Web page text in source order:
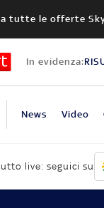
tutte le offerte
In evidenza:
News Video
live: seguici su